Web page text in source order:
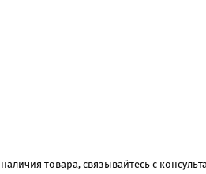
товара, связывайтесь с